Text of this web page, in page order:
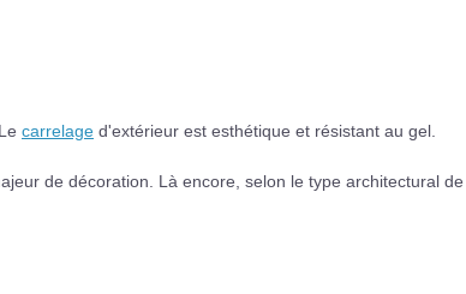
carrelage d'extérieur est esthétique et résistant au gel.
de décoration. Là encore, selon le type architectural de